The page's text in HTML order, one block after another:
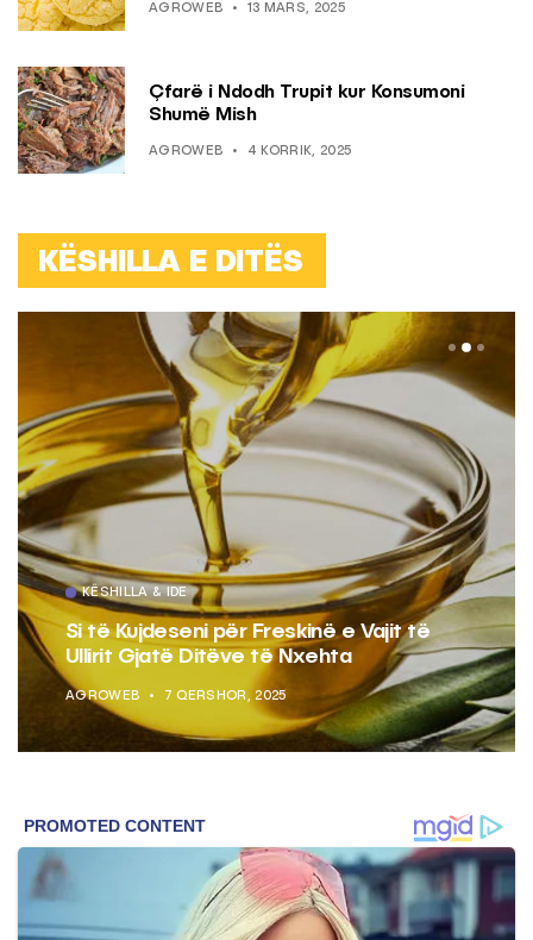
AGROWEB 13 MARS, 2025
Çfarë i Ndodh Trupit kur Konsumoni
Shumë Mish
AGROWEB 4 KORRIK, 2025
KËSHILLA E DITËS
KËSHILLA & IDE
Si të Kujdeseni për Freskinë e Vajit të
Ullirit Gjatë Ditëve të Nxehta
AGROWEB 7 QERSHOR, 2025